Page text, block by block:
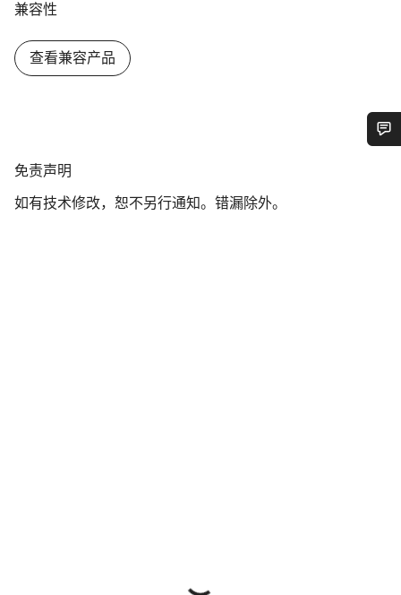
兼容性
查看兼容产品
免
声
免责声明
如有技术修改，恕不另行通知。错漏除外。
您需要帮助吗？
我们的客户支持专家正在等待为您答疑解惑。